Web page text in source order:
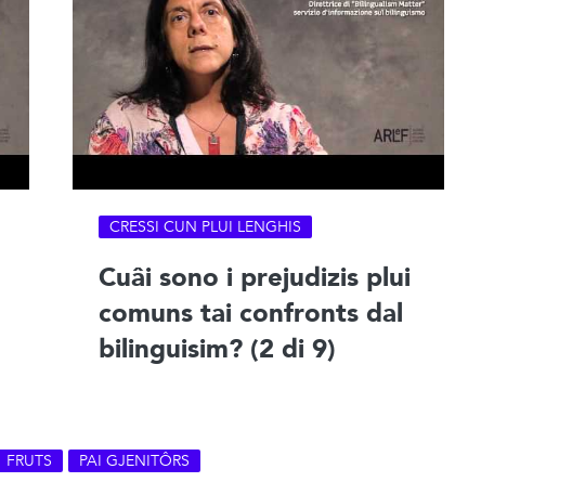
CRESSI CUN PLUI LENGHIS
Cuâi sono i prejudizis plui
comuns tai confronts dal
bilinguisim? (2 di 9)
FRUTS PAI GJENITÔRS